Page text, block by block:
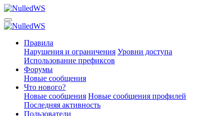
Правила
Нарушения и ограничения Уровни доступа
Использование префиксов
Форумы
Новые сообщения
Что нового?
Новые сообщения Новые сообщения профилей
Последняя активность
Пользователи